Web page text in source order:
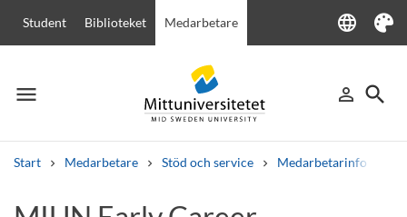
Student Biblioteket Medarbetare language
Language
Tema
menu
Meny person_outline
Logga in
search
Sök
Start Medarbetare Stöd och service Medarbetarinfo